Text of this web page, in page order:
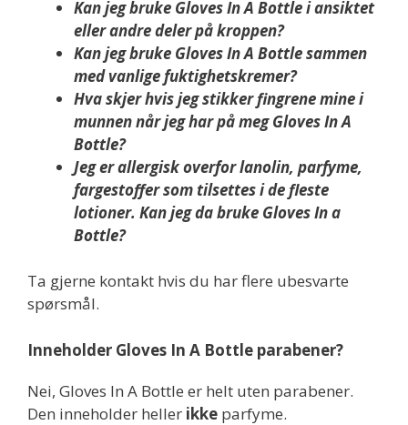
Kan jeg bruke Gloves In A Bottle i ansiktet
eller andre deler på kroppen?
Kan jeg bruke Gloves In A Bottle sammen
med vanlige fuktighetskremer?
Hva skjer hvis jeg stikker fingrene mine i
munnen når jeg har på meg Gloves In A
Bottle?
Jeg er allergisk overfor lanolin, parfyme,
fargestoffer som tilsettes i de fleste
lotioner. Kan jeg da bruke Gloves In a
Bottle?
Ta gjerne kontakt hvis du har flere ubesvarte
spørsmål.
Inneholder Gloves In A Bottle parabener?
Nei, Gloves In A Bottle er helt uten parabener.
Den inneholder heller ikke parfyme.